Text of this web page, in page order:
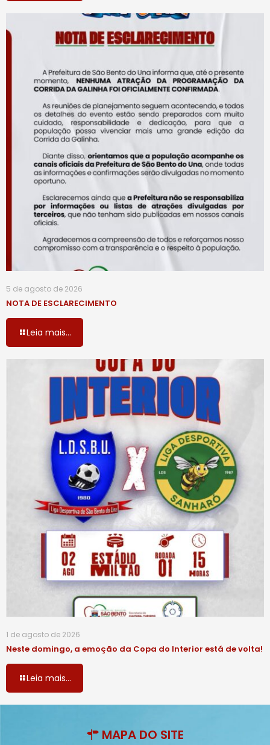
5 de agosto de 2026
NOTA DE ESCLARECIMENTO
Leia mais...
1 de agosto de 2026
Neste domingo, a emoção da Copa do Interior está de volta!
Leia mais...
MAPA DO SITE